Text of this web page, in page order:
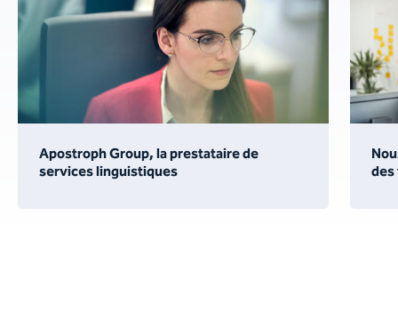
Apostroph Group, la prestataire de
services linguistiques